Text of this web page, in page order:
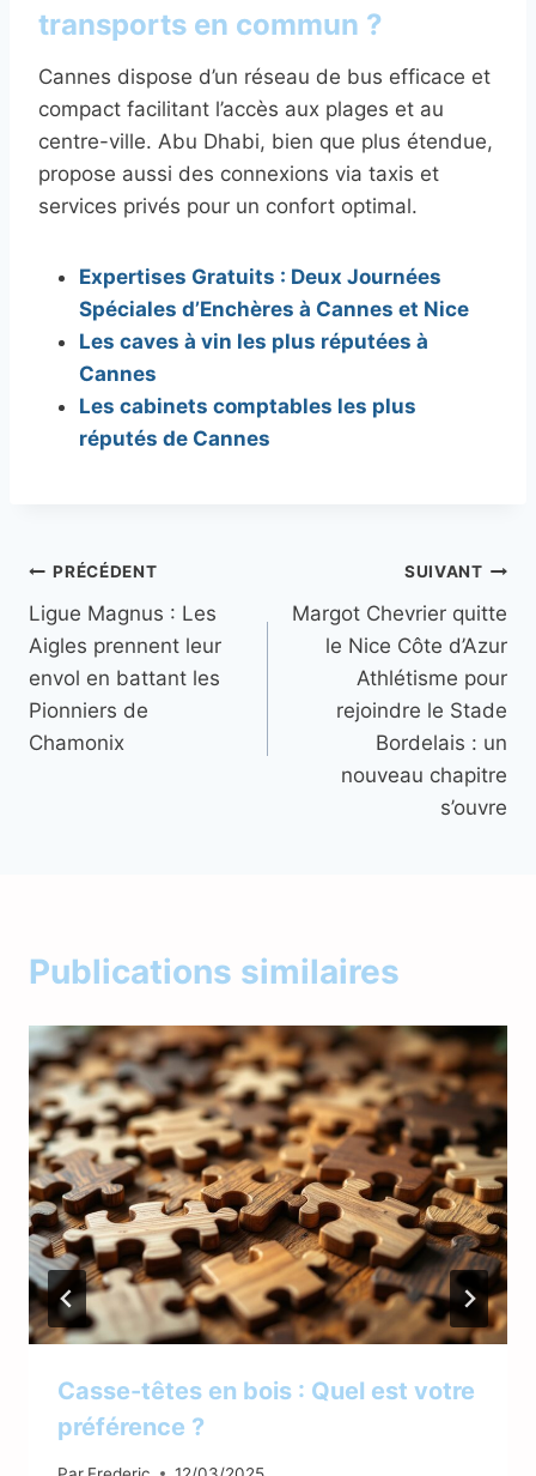
transports en commun ?
Cannes dispose d’un réseau de bus efficace et
compact facilitant l’accès aux plages et au
centre-ville. Abu Dhabi, bien que plus étendue,
propose aussi des connexions via taxis et
services privés pour un confort optimal.
Expertises Gratuits : Deux Journées
Spéciales d’Enchères à Cannes et Nice
Les caves à vin les plus réputées à
Cannes
Les cabinets comptables les plus
réputés de Cannes
Navigation
de
l’article
PRÉCÉDENT
Ligue Magnus : Les
Aigles prennent leur
envol en battant les
Pionniers de
Chamonix
SUIVANT
Margot Chevrier quitte
le Nice Côte d’Azur
Athlétisme pour
rejoindre le Stade
Bordelais : un
nouveau chapitre
s’ouvre
Publications similaires
Casse-têtes en bois : Quel est votre
préférence ?